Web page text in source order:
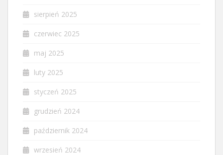
sierpień 2025
czerwiec 2025
maj 2025
luty 2025
styczeń 2025
grudzień 2024
październik 2024
wrzesień 2024